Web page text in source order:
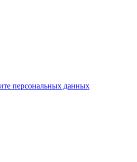
персональных данных